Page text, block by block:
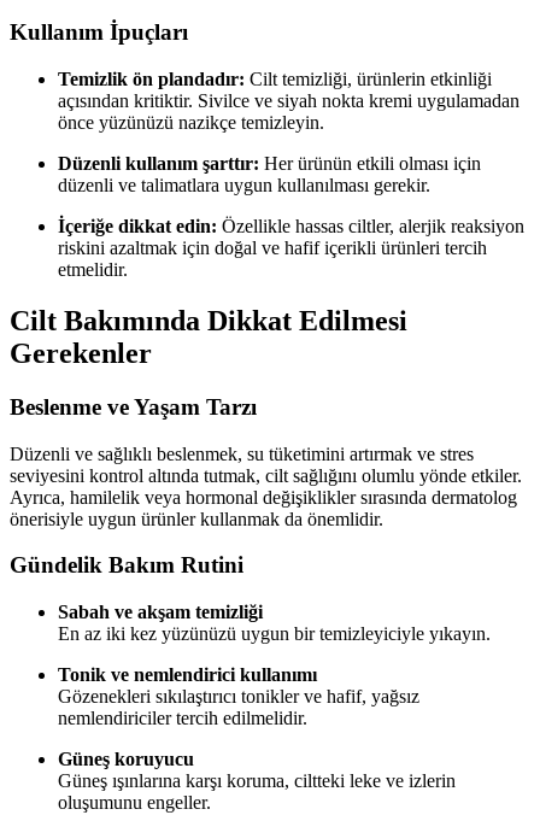
Kullanım İpuçları
Temizlik ön plandadır: Cilt temizliği, ürünlerin etkinliği
açısından kritiktir. Sivilce ve siyah nokta kremi uygulamadan
önce yüzünüzü nazikçe temizleyin.
Düzenli kullanım şarttır: Her ürünün etkili olması için
düzenli ve talimatlara uygun kullanılması gerekir.
İçeriğe dikkat edin: Özellikle hassas ciltler, alerjik reaksiyon
riskini azaltmak için doğal ve hafif içerikli ürünleri tercih
etmelidir.
Cilt Bakımında Dikkat Edilmesi
Gerekenler
Beslenme ve Yaşam Tarzı
Düzenli ve sağlıklı beslenmek, su tüketimini artırmak ve stres
seviyesini kontrol altında tutmak, cilt sağlığını olumlu yönde etkiler.
Ayrıca, hamilelik veya hormonal değişiklikler sırasında dermatolog
önerisiyle uygun ürünler kullanmak da önemlidir.
Gündelik Bakım Rutini
Sabah ve akşam temizliği
En az iki kez yüzünüzü uygun bir temizleyiciyle yıkayın.
Tonik ve nemlendirici kullanımı
Gözenekleri sıkılaştırıcı tonikler ve hafif, yağsız
nemlendiriciler tercih edilmelidir.
Güneş koruyucu
Güneş ışınlarına karşı koruma, ciltteki leke ve izlerin
oluşumunu engeller.